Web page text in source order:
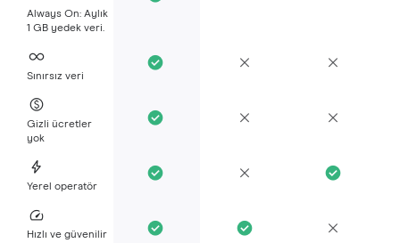
Always On: Aylık
1 GB yedek veri.
Sınırsız veri
Gizli ücretler
yok
Yerel operatör
Hızlı ve güvenilir